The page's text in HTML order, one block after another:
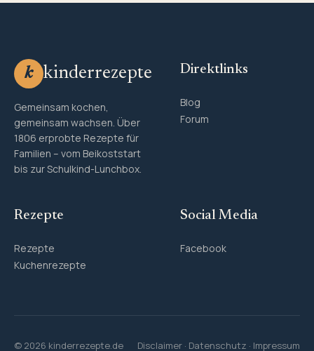
k kinderrezepte
Gemeinsam kochen,
gemeinsam wachsen. Über
1806 erprobte Rezepte für
Familien – vom Beikoststart
bis zur Schulkind-Lunchbox.
Direktlinks
Blog
Forum
Rezepte
Rezepte
Kuchenrezepte
Social Media
Facebook
© 2026 kinderrezepte.de Disclaimer · Datenschutz · Impressum